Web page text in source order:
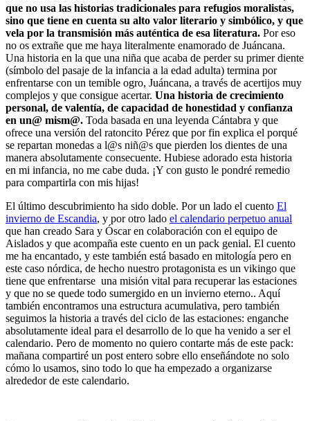
que no usa las historias tradicionales para refugios moralistas,
sino que tiene en cuenta su alto valor literario y simbólico, y que
vela por la transmisión más auténtica de esa literatura. Por eso
no os extrañe que me haya literalmente enamorado de Juáncana.
Una historia en la que una niña que acaba de perder su primer diente
(símbolo del pasaje de la infancia a la edad adulta) termina por
enfrentarse con un temible ogro, Juáncana, a través de acertijos muy
complejos y que consigue acertar. Una historia de crecimiento
personal, de valentía, de capacidad de honestidad y confianza
en un@ mism@. Toda basada en una leyenda Cántabra y que
ofrece una versión del ratoncito Pérez que por fin explica el porqué
se repartan monedas a l@s niñ@s que pierden los dientes de una
manera absolutamente consecuente. Hubiese adorado esta historia
en mi infancia, no me cabe duda. ¡Y con gusto le pondré remedio
para compartirla con mis hijas!
El último descubrimiento ha sido doble. Por un lado el cuento El
invierno de Escandia, y por otro lado el calendario perpetuo anual
que han creado Sara y Óscar en colaboración con el equipo de
Aislados y que acompaña este cuento en un pack genial. El cuento
me ha encantado, y este también está basado en mitología pero en
este caso nórdica, de hecho nuestro protagonista es un vikingo que
tiene que enfrentarse una misión vital para recuperar las estaciones
y que no se quede todo sumergido en un invierno eterno.. Aquí
también encontramos una estructura acumulativa, pero también
seguimos la historia a través del ciclo de las estaciones: enganche
absolutamente ideal para el desarrollo de lo que ha venido a ser el
calendario. Pero de momento no quiero contarte más de este pack:
mañana compartiré un post entero sobre ello enseñándote no solo
cómo lo usamos, sino todo lo que ha empezado a organizarse
alrededor de este calendario.